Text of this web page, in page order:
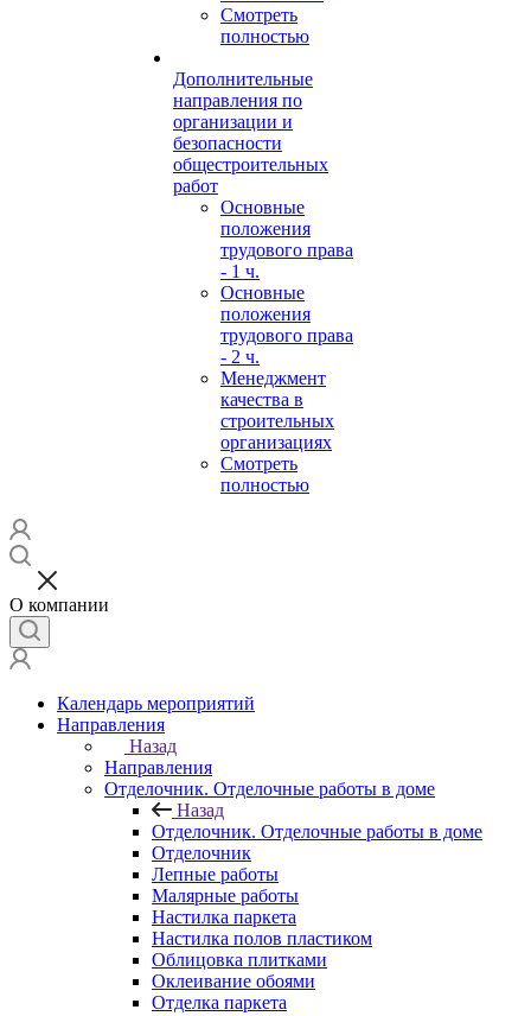
Смотреть
полностью
Дополнительные
направления по
организации и
безопасности
общестроительных
работ
Основные
положения
трудового права
- 1 ч.
Основные
положения
трудового права
- 2 ч.
Менеджмент
качества в
строительных
организациях
Смотреть
полностью
О компании
Календарь мероприятий
Направления
Назад
Направления
Отделочник. Отделочные работы в доме
Назад
Отделочник. Отделочные работы в доме
Отделочник
Лепные работы
Малярные работы
Настилка паркета
Настилка полов пластиком
Облицовка плитками
Оклеивание обоями
Отделка паркета